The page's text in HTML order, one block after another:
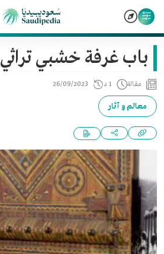
باب غرفة خشبي تراثي
مقالة 1 د 26/09/2023
معالم و آثار